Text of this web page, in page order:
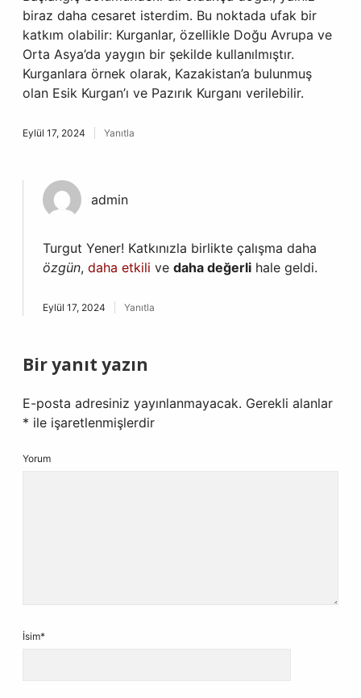
biraz daha cesaret isterdim. Bu noktada ufak bir
katkım olabilir: Kurganlar, özellikle Doğu Avrupa ve
Orta Asya’da yaygın bir şekilde kullanılmıştır.
Kurganlara örnek olarak, Kazakistan’a bulunmuş
olan Esik Kurgan’ı ve Pazırık Kurganı verilebilir.
Eylül 17, 2024 Yanıtla
admin
Turgut Yener! Katkınızla birlikte çalışma daha
özgün, daha etkili ve daha değerli hale geldi.
Eylül 17, 2024 Yanıtla
Bir yanıt yazın
E-posta adresiniz yayınlanmayacak. Gerekli alanlar
* ile işaretlenmişlerdir
Yorum
İsim*